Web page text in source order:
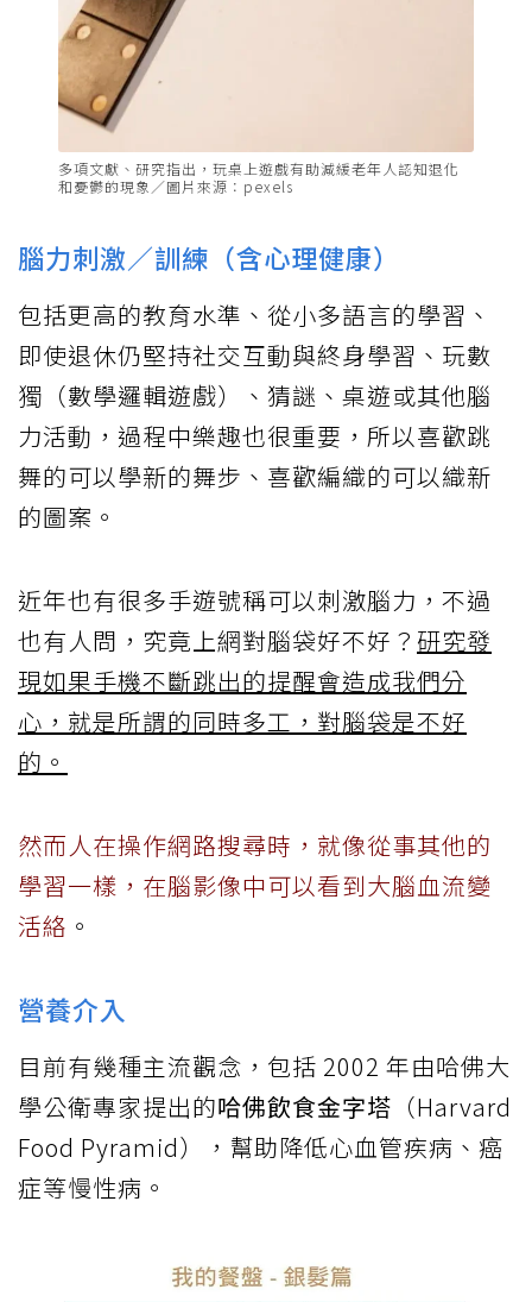
多項文獻、研究指出，玩桌上遊戲有助減緩老年人認知退化
和憂鬱的現象／圖片來源：pexels
腦力刺激／訓練（含心理健康）
包括更高的教育水準、從小多語言的學習、
即使退休仍堅持社交互動與終身學習、玩數
獨（數學邏輯遊戲）、猜謎、桌遊或其他腦
力活動，過程中樂趣也很重要，所以喜歡跳
舞的可以學新的舞步、喜歡編織的可以織新
的圖案。
近年也有很多手遊號稱可以刺激腦力，不過
也有人問，究竟上網對腦袋好不好？ 研究發
現如果手機不斷跳出的提醒會造成我們分
心，就是所謂的同時多工，對腦袋是不好
的。
然而人在操作網路搜尋時，就像從事其他的
學習一樣，在腦影像中可以看到大腦血流變
活絡 。
營養介入
目前有幾種主流觀念，包括 2002 年由哈佛大
學公衛專家提出的哈佛飲食金字塔 （Harvard
Food Pyramid），幫助降低心血管疾病、癌
症等慢性病。